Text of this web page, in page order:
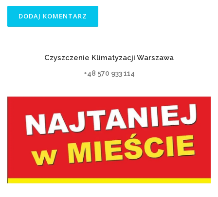
Czyszczenie Klimatyzacji Warszawa
+48 570 933 114